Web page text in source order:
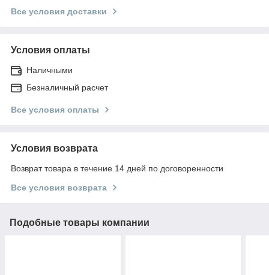
Все условия доставки
Условия оплаты
Наличными
Безналичный расчет
Все условия оплаты
Условия возврата
Возврат товара в течение 14 дней по договоренности
Все условия возврата
Подобные товары компании